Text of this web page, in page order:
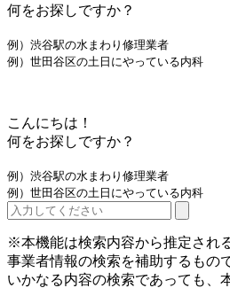
何をお探しですか？
例）渋谷駅の水まわり修理業者
例）世田谷区の土日にやっている内科
こんにちは！
何をお探しですか？
例）渋谷駅の水まわり修理業者
例）世田谷区の土日にやっている内科
※本機能は検索内容から推定され
事業者情報の検索を補助するもの
いかなる内容の検索であっても、